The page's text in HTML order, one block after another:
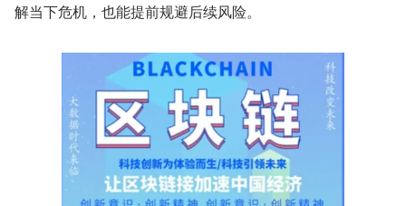
解当下危机，也能提前规避后续风险。